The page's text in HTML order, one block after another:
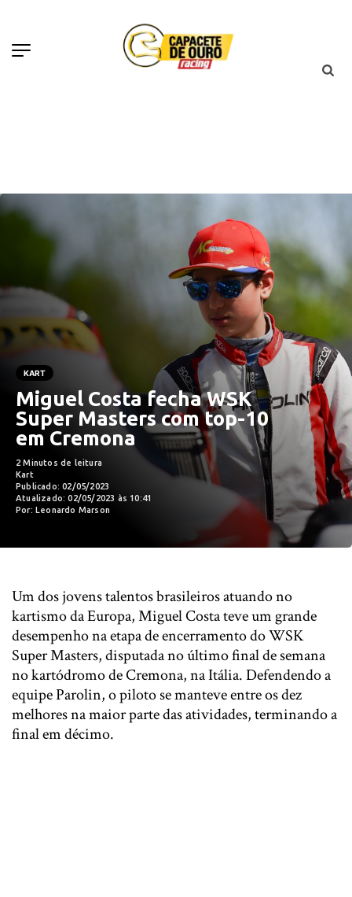
KART
Miguel Costa fecha WSK
Super Masters com top-10
em Cremona
2 Minutos de leitura
Kart
Publicado: 02/05/2023
Atualizado: 02/05/2023 às 10:41
Por: Leonardo Marson
Um dos jovens talentos brasileiros atuando no
kartismo da Europa, Miguel Costa teve um grande
desempenho na etapa de encerramento do WSK
Super Masters, disputada no último final de semana
no kartódromo de Cremona, na Itália. Defendendo a
equipe Parolin, o piloto se manteve entre os dez
melhores na maior parte das atividades, terminando a
final em décimo.